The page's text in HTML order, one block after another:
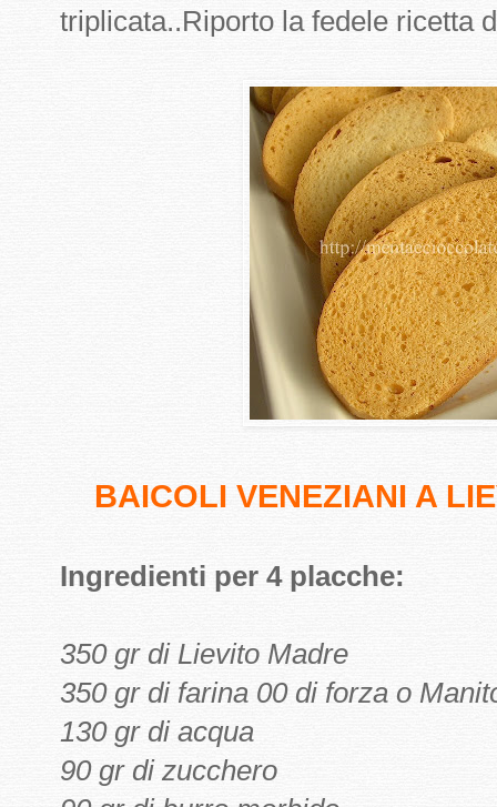
triplicata..Riporto la fedele ricetta
BAICOLI VENEZIANI A
Ingredienti per 4 placche:
350 gr di Lievito Madre
350 gr di farina 00 di forza o
130 gr di acqua
90 gr di zucchero